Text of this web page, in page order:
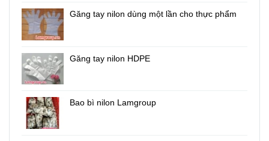
Găng tay nilon dùng một lần cho thực phẩm
Găng tay nilon HDPE
Bao bì nilon Lamgroup